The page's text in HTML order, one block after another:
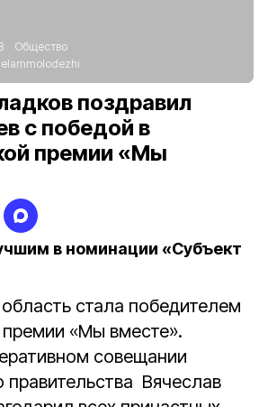
Общество
поздравил
с победой в
премии «Мы
в номинации «Субъект
стала победителем
«Мы вместе».
совещании
правительства Вячеслав